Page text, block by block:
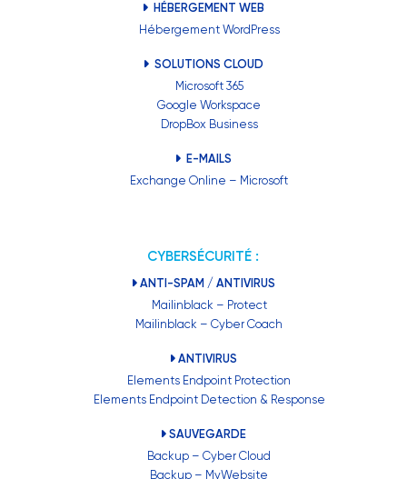
HÉBERGEMENT WEB
Hébergement WordPress
SOLUTIONS CLOUD
Microsoft 365
Google Workspace
DropBox Business
E-MAILS
Exchange Online – Microsoft
CYBERSÉCURITÉ :
ANTI-SPAM / ANTIVIRUS
Mailinblack – Protect
Mailinblack – Cyber Coach
ANTIVIRUS
Elements Endpoint Protection
Elements Endpoint Detection & Response
SAUVEGARDE
Backup – Cyber Cloud
Backup – MyWebsite